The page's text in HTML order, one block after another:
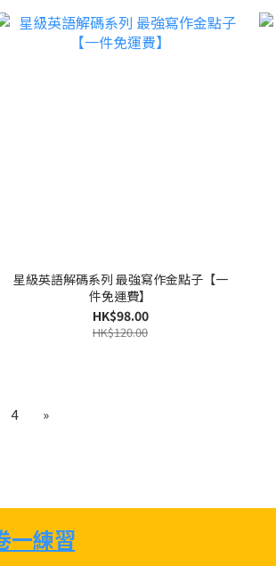
星級英語解碼系列 最強寫作金點子【一
件免運費】
HK$98.00
HK$120.00
4 »
一練習